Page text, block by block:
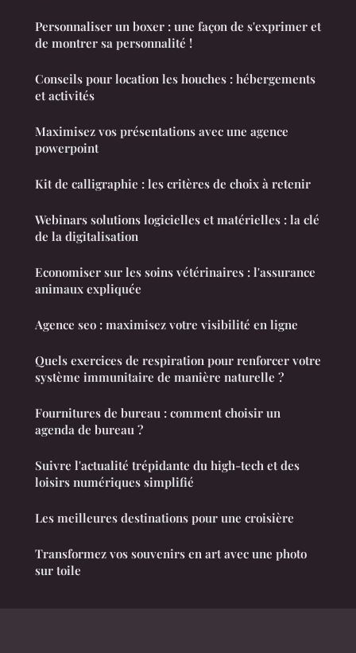
Personnaliser un boxer : une façon de s'exprimer et
de montrer sa personnalité !
Conseils pour location les houches : hébergements
et activités
Maximisez vos présentations avec une agence
powerpoint
Kit de calligraphie : les critères de choix à retenir
Webinars solutions logicielles et matérielles : la clé
de la digitalisation
Economiser sur les soins vétérinaires : l'assurance
animaux expliquée
Agence seo : maximisez votre visibilité en ligne
Quels exercices de respiration pour renforcer votre
système immunitaire de manière naturelle ?
Fournitures de bureau : comment choisir un
agenda de bureau ?
Suivre l'actualité trépidante du high-tech et des
loisirs numériques simplifié
Les meilleures destinations pour une croisière
Transformez vos souvenirs en art avec une photo
sur toile